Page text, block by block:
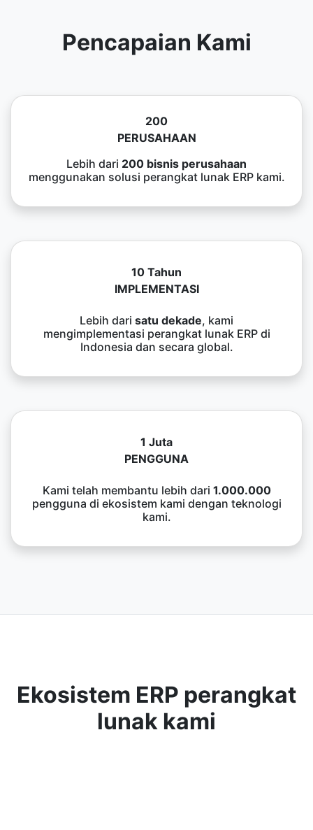
Pencapaian Kami
200
PERUSAHAAN
Lebih dari 200 bisnis perusahaan
menggunakan solusi perangkat lunak ERP kami.
10 Tahun
IMPLEMENTASI
Lebih dari satu dekade, kami
mengimplementasi perangkat lunak ERP di
Indonesia dan secara global.
1 Juta
PENGGUNA
Kami telah membantu lebih dari 1.000.000
pengguna di ekosistem kami dengan teknologi
kami.
Ekosistem ERP perangkat
lunak kami